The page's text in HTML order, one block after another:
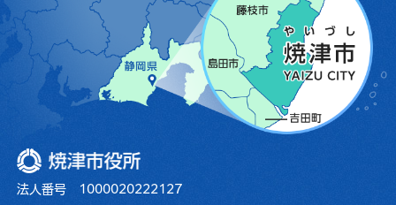
焼津市役所
法人番号 1000020222127